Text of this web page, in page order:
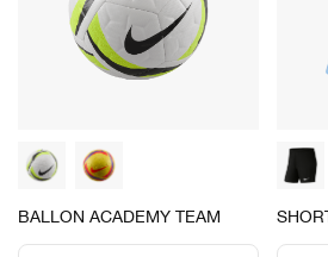
BALLON ACADEMY TEAM